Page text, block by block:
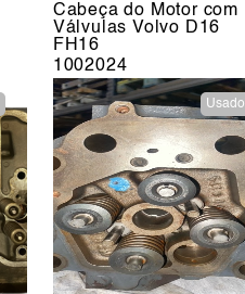
Cabeça do Motor com
Válvulas Volvo D16
FH16
1002024
Usado